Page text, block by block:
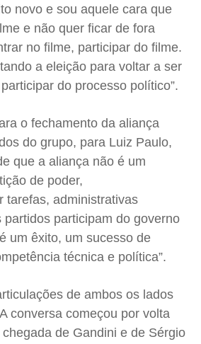
novo e sou aquele cara que
e não quer ficar de fora
no filme, participar do filme.
a eleição para voltar a ser
do processo político”.
o fechamento da aliança
do grupo, para Luiz Paulo,
que a aliança não é um
de poder,
tarefas, administrativas
partidos participam do governo
um êxito, um sucesso de
técnica e política”.
de ambos os lados
conversa começou por volta
de Gandini e de Sérgio